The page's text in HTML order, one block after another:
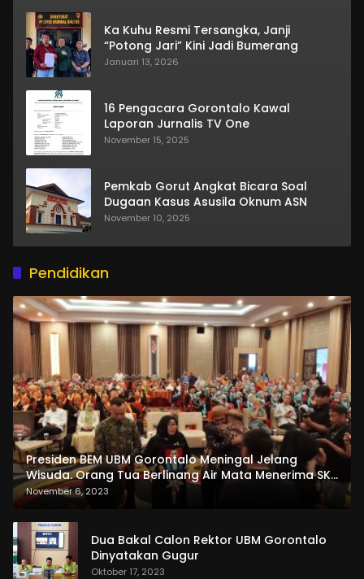
Ka Kuhu Resmi Tersangka, Janji
“Potong Jari” Kini Jadi Bumerang
Januari 13, 2026
16 Pengacara Gorontalo Kawal
Laporan Jurnalis TV One
November 15, 2025
Pemkab Gorut Angkat Bicara Soal
Dugaan Kasus Asusila Oknum ASN
November 10, 2025
Pendidikan
Presiden BEM UBM Gorontalo Meningal Jelang
Wisuda. Orang Tua Berlinang Air Mata Menerima SKL
dan Pemasangan Salempang
November 6, 2023
Dua Bakal Calon Rektor UBM Gorontalo
Dinyatakan Gugur
Oktober 17, 2023